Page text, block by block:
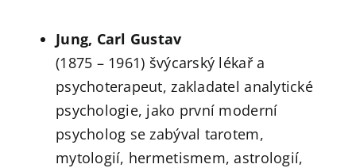
Jung, Carl Gustav
(1875 – 1961) švýcarský lékař a
psychoterapeut, zakladatel analytické
psychologie, jako první moderní
psycholog se zabýval tarotem,
mytologií, hermetismem, astrologií,